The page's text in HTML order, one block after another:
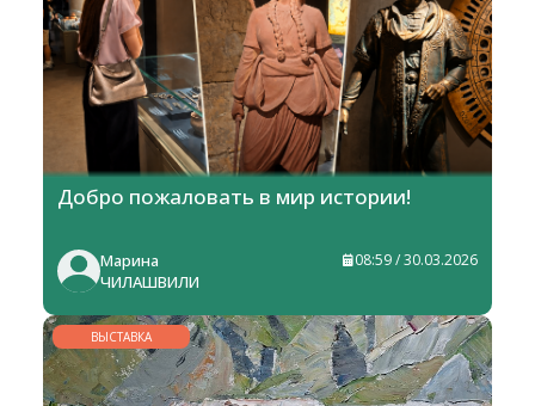
Добро пожаловать в мир истории!
Марина
ЧИЛАШВИЛИ
08:59 / 30.03.2026
ВЫСТАВКА